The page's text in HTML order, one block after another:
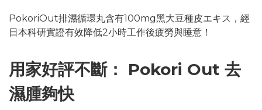
PokoriOut排濕循環丸含有100mg黑大豆種皮エキス，經
日本科研實證有效降低2小時工作後疲勞與睡意！
用家好評不斷： Pokori Out 去
濕腫夠快